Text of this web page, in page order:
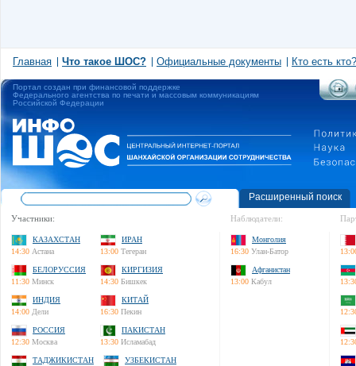
Главная Что такое ШОС? Официальные документы Кто есть кто?
Портал создан при финансовой поддержке
Федерального агентства по печати и массовым коммуникациям
Российской Федерации
Расширенный поиск
Участники:
КАЗАХСТАН
14:30 Астана
ИРАН
13:00 Тегеран
БЕЛОРУССИЯ
11:30 Минск
КИРГИЗИЯ
14:30 Бишкек
ИНДИЯ
14:00 Дели
КИТАЙ
16:30 Пекин
РОССИЯ
12:30 Москва
ПАКИСТАН
13:30 Исламабад
ТАДЖИКИСТАН
УЗБЕКИСТАН
Наблюдатели:
Монголия
16:30 Улан-Батор
Афганистан
13:00 Кабул